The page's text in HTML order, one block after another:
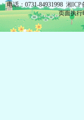
电话：0731-84931998 湘ICP
页面执